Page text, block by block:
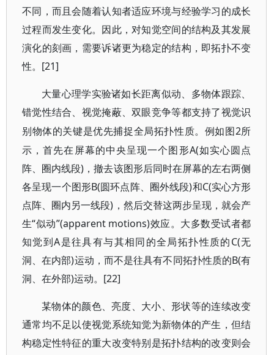
不同，而且会随着认知者适应环境与经验学习的成长
过程而发生变化。因此，对知觉空间的结构及其发展
演化的刻画，需要诉诸更为稳定的结构，即拓扑不变
性。[21]
大量心理学实验诸如长距离似动、多物体跟踪、
错觉性结合、视觉掩蔽、双眼竞争等都支持了视觉识
别物体的关键是优先捕捉全局拓扑性质。例如图 2所
示，首先在屏幕的中央呈现一个图形A(如实心圆点
阵、圈内线段)，撤去该图形后同时在屏幕的左右两侧
各呈现一个图形B(圆环点阵、圈外线段)和C(实心方形
点阵、圈内另一线段)，然后交替这两步呈现，就会产
生“似动”(apparent motions)效应。大多数受试者都
知觉到A是往具有与其相同的全局拓扑性质的C(无
洞、在内部)运动，而不是往具有不同拓扑性质的B(有
洞、在外部)运动。[22]
某物体的颜色、亮度、大小、形状等的连续改变
通常均不足以使视觉系统知觉为新物体的产生，但结
构稳定性特征的重大改变特别是拓扑结构的改变则会